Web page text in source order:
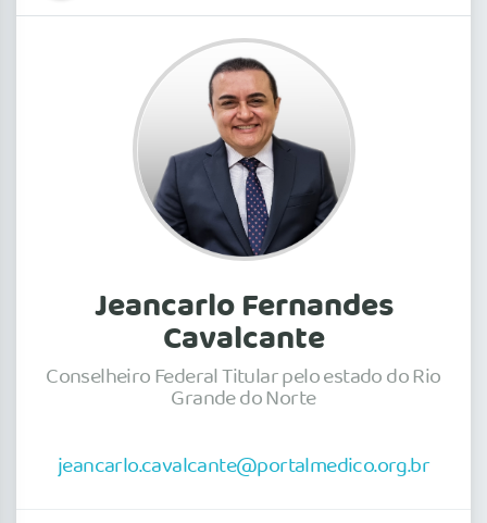
Jeancarlo Fernandes
Cavalcante
Conselheiro Federal Titular pelo estado do Rio
Grande do Norte
jeancarlo.cavalcante@portalmedico.org.br